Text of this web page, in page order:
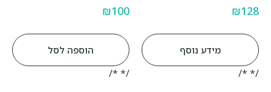
₪128
מידע נוסף
/* */
₪100
הוספה לסל
/* */